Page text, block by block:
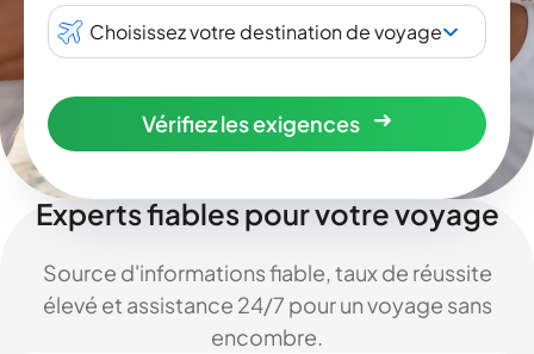
Choisissez votre destination de voyage
Vérifiez les exigences
Experts fiables pour votre voyage
Source d'informations fiable, taux de réussite
élevé et assistance 24/7 pour un voyage sans
encombre.